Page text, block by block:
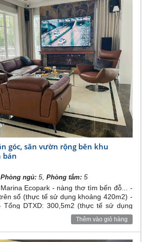
góc, sân vườn rộng bên khu
bán
Phòng ngủ: 5,Phòng tắm: 5
Ecopark - nàng thơ tìm bến đỗ... -
sổ (thực tế sử dụng khoảng 420m2) -
Tổng DTXD: 300,5m2 (thực tế sử dụng
5pn4vs full nội thất cao cấp: hệ thống
Ý và gỗ tự nhiên, thiết bị bếp Bosch
anh chị xem nhà liên hệ em Toản:
Thêm vào giỏ hàng